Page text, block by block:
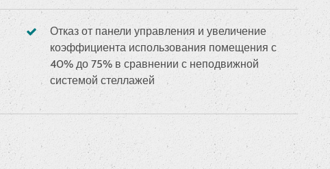
Отказ от панели управления и увеличение
коэффициента использования помещения с
40% до 75% в сравнении с неподвижной
системой стеллажей